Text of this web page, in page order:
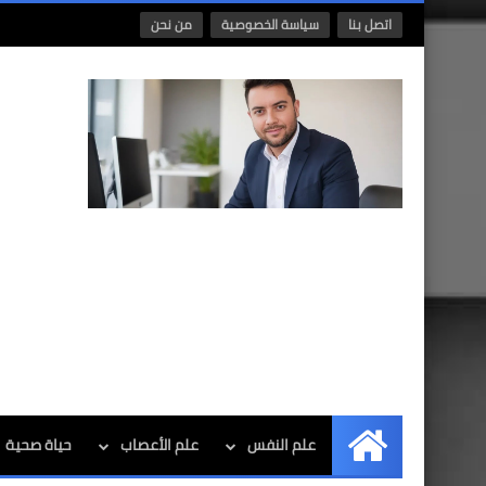
اتصل بنا سياسة الخصوصية من نحن
الرئيسية
علم النفس علم الأعصاب حياة صحية